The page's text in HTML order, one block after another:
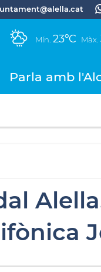
Mín. 23ºC Màx.
Parla amb